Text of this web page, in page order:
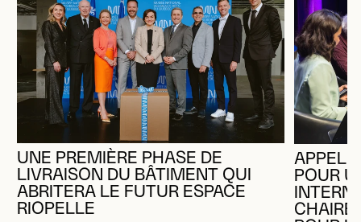
UNE PREMIÈRE PHASE DE
LIVRAISON DU BÂTIMENT QUI
ABRITERA LE FUTUR ESPACE
RIOPELLE
APPEL
POUR
CHAIRE